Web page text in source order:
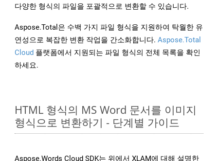
다양한 형식의 파일을 포괄적으로 변환할 수 있습니다.
Aspose.Total은 수백 가지 파일 형식을 지원하여 탁월한 유
연성으로 복잡한 변환 작업을 간소화합니다. Aspose.Total
Cloud 플랫폼에서 지원되는 파일 형식의 전체 목록을 확인
하세요.
HTML 형식의 MS Word 문서를 이미지
형식으로 변환하기 - 단계별 가이드
Aspose.Words Cloud SDK는 위에서 XLAM에 대해 설명한